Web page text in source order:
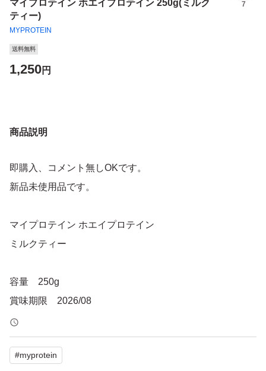
マイプロテイン ホエイプロテイン 250g(ミルク
ティー)
MYPROTEIN
7
送料無料
1,250円
商品説明
即購入、コメント無しOKです。
新品未使用品です。
マイプロテイン ホエイプロテイン
ミルクティー
容量 250g
賞味期限 2026/08
発送
購入後24時間以内に匿名発送いたします。
#myprotein